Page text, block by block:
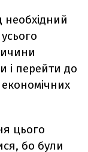
і перейти до
цього
бо були